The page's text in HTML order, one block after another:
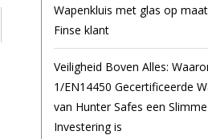
Wapenkluis met glas op
Finse klant
Veiligheid Boven Alles:
1/EN14450 Gecertificeerde
van Hunter Safes een Slimme
Investering is